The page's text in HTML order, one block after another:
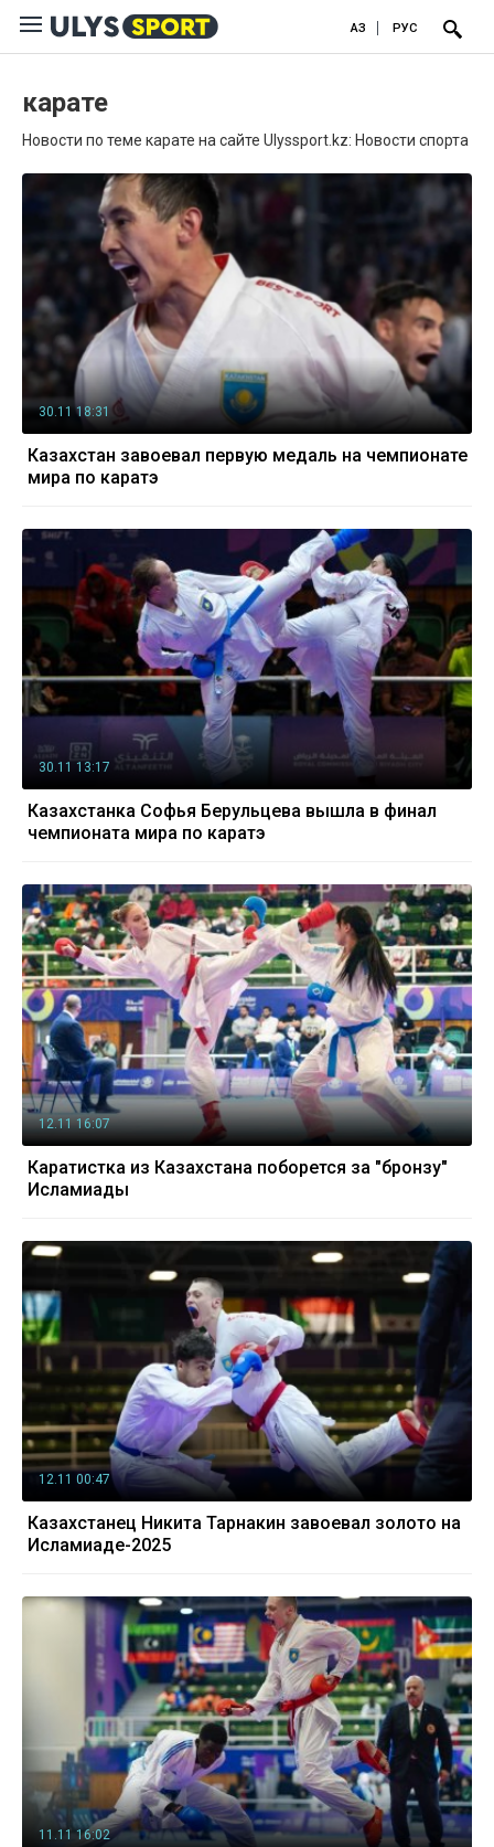
ҚАЗ РУС
карате
Новости по теме карате на сайте Ulyssport.kz: Новости спорта
30.11 18:31
Казахстан завоевал первую медаль на чемпионате
мира по каратэ
30.11 13:17
Казахстанка Софья Берульцева вышла в финал
чемпионата мира по каратэ
12.11 16:07
Каратистка из Казахстана поборется за "бронзу"
Исламиады
12.11 00:47
Казахстанец Никита Тарнакин завоевал золото на
Исламиаде-2025
11.11 16:02